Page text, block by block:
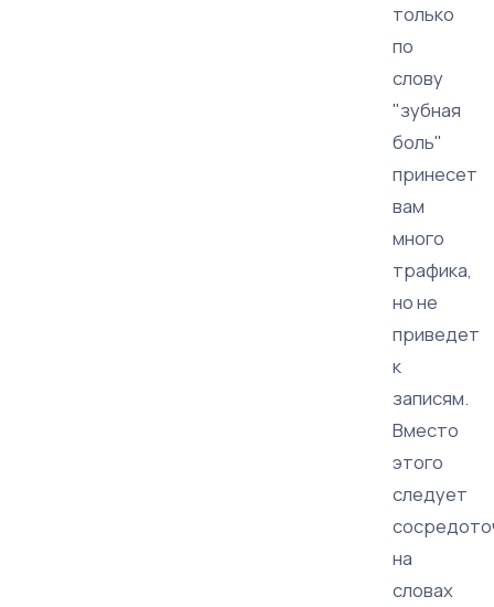
только
по
слову
"зубная
боль"
принесет
вам
много
трафика,
но не
приведет
к
записям.
Вместо
этого
следует
на
словах